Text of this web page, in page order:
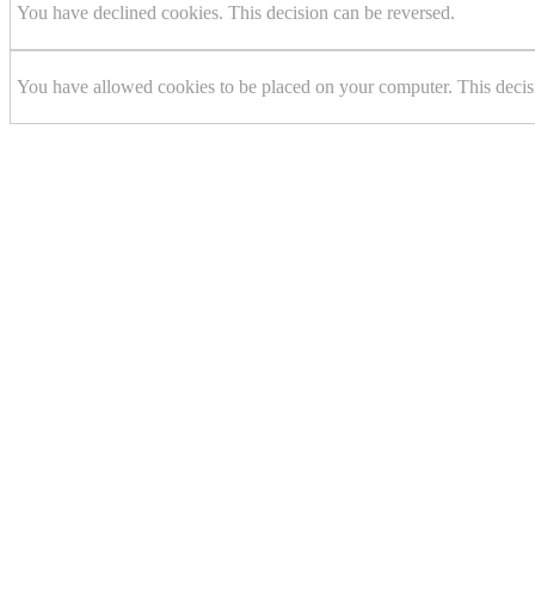
You have declined cookies. This decision can be reversed.
You have allowed cookies to be placed on your computer. This